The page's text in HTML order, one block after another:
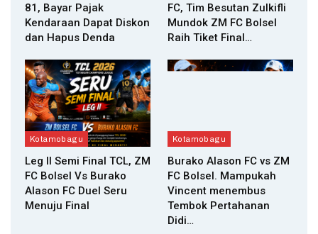
81, Bayar Pajak
Kendaraan Dapat Diskon
dan Hapus Denda
FC, Tim Besutan Zulkifli
Mundok ZM FC Bolsel
Raih Tiket Final…
Kotamobagu
Leg II Semi Final TCL, ZM
FC Bolsel Vs Burako
Alason FC Duel Seru
Menuju Final
Kotamobagu
Burako Alason FC vs ZM
FC Bolsel. Mampukah
Vincent menembus
Tembok Pertahanan
Didi…